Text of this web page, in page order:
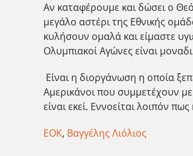
Αν καταφέρουμε και δώσει ο
μεγάλο αστέρι της Εθνικής
κυλήσουν ομαλά και είμαστε
Ολυμπιακοί Αγώνες είναι
Είναι η διοργάνωση η οποία
Αμερικάνοι που συμμετέχουν
είναι εκεί. Εννοείται λοιπόν
ΕΟΚ, Βαγγέλης Λιόλιος